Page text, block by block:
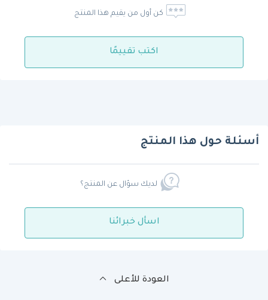
كن أول من يقيم هذا المنتج
اكتب تقييمًا
أسئلة حول هذا المنتج
لديك سؤال عن المنتج؟
اسأل خبرائنا
العودة للأعلى